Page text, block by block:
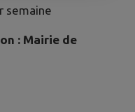
semaine
: Mairie de